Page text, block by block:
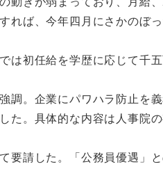
れば、今年四月にさかのぼ
は初任給を学歴に応じて千
。企業にパワハラ防止を
た。具体的な内容は人事院
要請した。「公務員優遇」